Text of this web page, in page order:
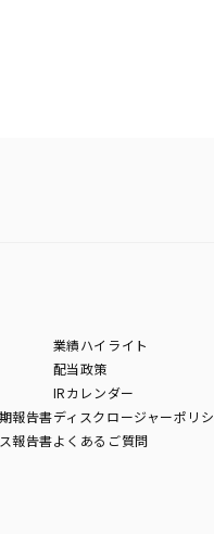
報告書
報告書
業績ハイライト
配当政策
IRカレンダー
ディスクロージャーポリ
よくあるご質問